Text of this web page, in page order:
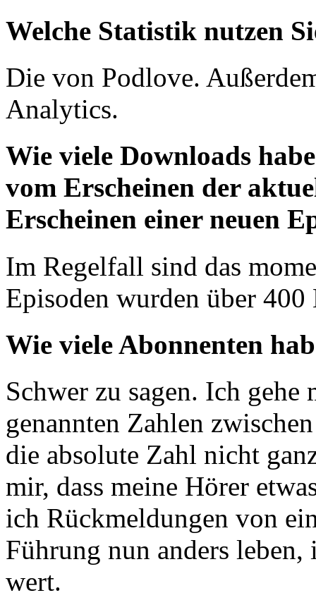
Welche Statistik nutzen
Die von Podlove.
Analytics.
Wie viele Downloads
vom Erscheinen der
Erscheinen einer neuen
Im Regelfall sind das
Episoden wurden über
Wie viele Abonnenten
Schwer zu sagen. Ich gehe
genannten Zahlen
die absolute Zahl nicht
mir, dass meine Hörer
ich Rückmeldungen von
Führung nun anders
wert.